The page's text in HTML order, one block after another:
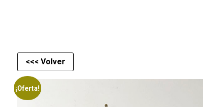
<<< Volver
¡Oferta!